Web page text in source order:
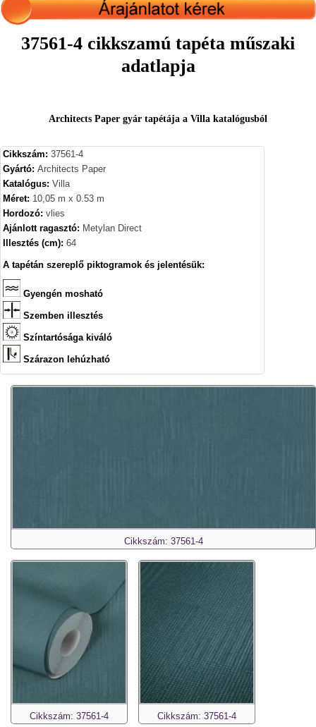
37561-4 cikkszamú tapéta műszaki
adatlapja
Architects Paper gyár tapétája a Villa katalógusból
Cikkszám: 37561-4
Gyártó: Architects Paper
Katalógus: Villa
Méret: 10,05 m x 0.53 m
Hordozó: vlies
Ajánlott ragasztó: Metylan Direct
Illesztés (cm): 64
A tapétán szereplő piktogramok és jelentésük:
Gyengén mosható
Szemben illesztés
Színtartósága kiváló
Szárazon lehúzható
Cikkszám: 37561-4
Cikkszám: 37561-4 Cikkszám: 37561-4